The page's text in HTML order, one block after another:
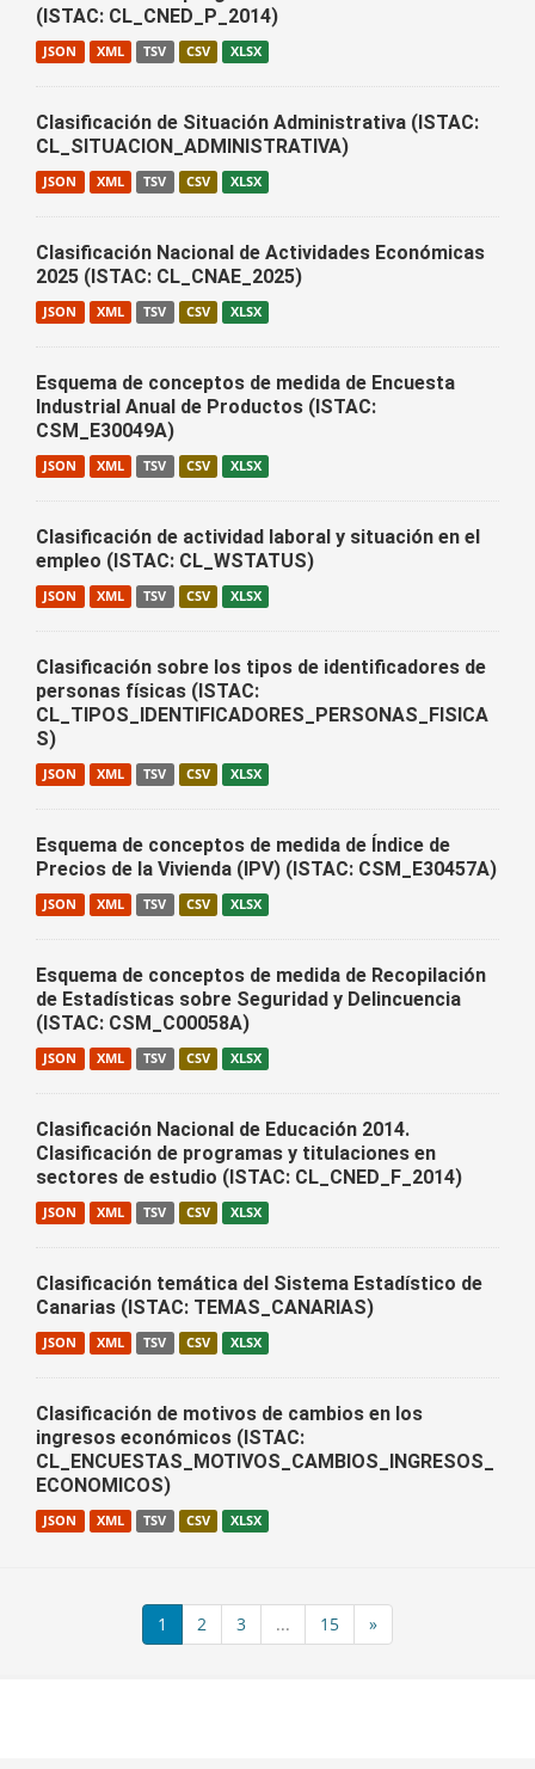
(ISTAC: CL_CNED_P_2014)
JSON XML TSV CSV XLSX
Clasificación de Situación Administrativa (ISTAC:
CL_SITUACION_ADMINISTRATIVA)
JSON XML TSV CSV XLSX
Clasificación Nacional de Actividades Económicas
2025 (ISTAC: CL_CNAE_2025)
JSON XML TSV CSV XLSX
Esquema de conceptos de medida de Encuesta
Industrial Anual de Productos (ISTAC:
CSM_E30049A)
JSON XML TSV CSV XLSX
Clasificación de actividad laboral y situación en el
empleo (ISTAC: CL_WSTATUS)
JSON XML TSV CSV XLSX
Clasificación sobre los tipos de identificadores de
personas físicas (ISTAC:
CL_TIPOS_IDENTIFICADORES_PERSONAS_FISICA
S)
JSON XML TSV CSV XLSX
Esquema de conceptos de medida de Índice de
Precios de la Vivienda (IPV) (ISTAC: CSM_E30457A)
JSON XML TSV CSV XLSX
Esquema de conceptos de medida de Recopilación
de Estadísticas sobre Seguridad y Delincuencia
(ISTAC: CSM_C00058A)
JSON XML TSV CSV XLSX
Clasificación Nacional de Educación 2014.
Clasificación de programas y titulaciones en
sectores de estudio (ISTAC: CL_CNED_F_2014)
JSON XML TSV CSV XLSX
Clasificación temática del Sistema Estadístico de
Canarias (ISTAC: TEMAS_CANARIAS)
JSON XML TSV CSV XLSX
Clasificación de motivos de cambios en los
ingresos económicos (ISTAC:
CL_ENCUESTAS_MOTIVOS_CAMBIOS_INGRESOS_
ECONOMICOS)
JSON XML TSV CSV XLSX
1 2 3 ... 15 »